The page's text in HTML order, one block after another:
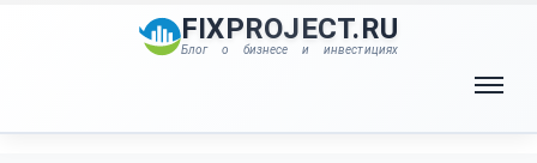
FIXPROJECT.RU
Блог о бизнесе и инвестициях